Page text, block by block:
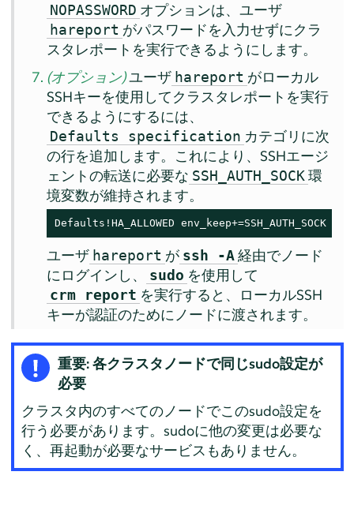
NOPASSWORD オプションは、ユーザ
hareport がパスワードを入力せずにクラ
スタレポートを実行できるようにします。
(オプション)ユーザ hareport がローカル
SSHキーを使用してクラスタレポートを実行
できるようにするには、
Defaults specification カテゴリに次
の行を追加します。これにより、SSHエージ
ェントの転送に必要な SSH_AUTH_SOCK環
境変数が維持されます。
Defaults!HA_ALLOWED env_keep+=SSH_AUTH_SOCK
ユーザ hareport が ssh -A経由でノード
にログインし、
sudo を使用して
crm report を実行すると、ローカルSSH
キーが認証のためにノードに渡されます。
重要: 各クラスタノードで同じsudo設定が
必要
クラスタ内のすべてのノードでこのsudo設定を
行う必要があります。sudoに他の変更は必要な
く、再起動が必要なサービスもありません。